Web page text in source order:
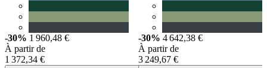
-30% 1 960,48 €
À partir de
1 372,34 €
-30% 4 642,38 €
À partir de
3 249,67 €